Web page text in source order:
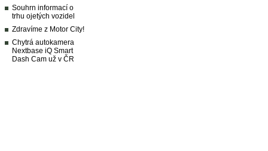
Souhrn informací o
trhu ojetých vozidel
Zdravíme z Motor City!
Chytrá autokamera
Nextbase iQ Smart
Dash Cam už v ČR